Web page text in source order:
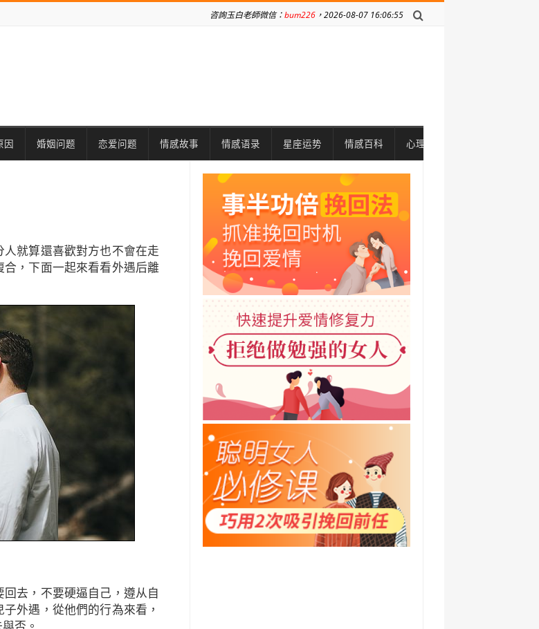
咨詢玉白老師微信：bum226 ，2026-08-07 16:06:55
因 婚姻问题 恋爱问题 情感故事 情感语录 星座运势 情感百科 心理问题
就算還喜歡對方也不會在走
，下面一起來看看外遇后離
去，不要硬逼自己，遵从自
外遇，從他們的行為來看，